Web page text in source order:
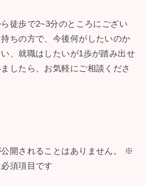
徒歩で2~3分のところにござい
ちの方で、今後何がしたいのか
、就職はしたいが1歩が踏み出せ
したら、お気軽にご相談くださ
開されることはありません。
※
須項目です